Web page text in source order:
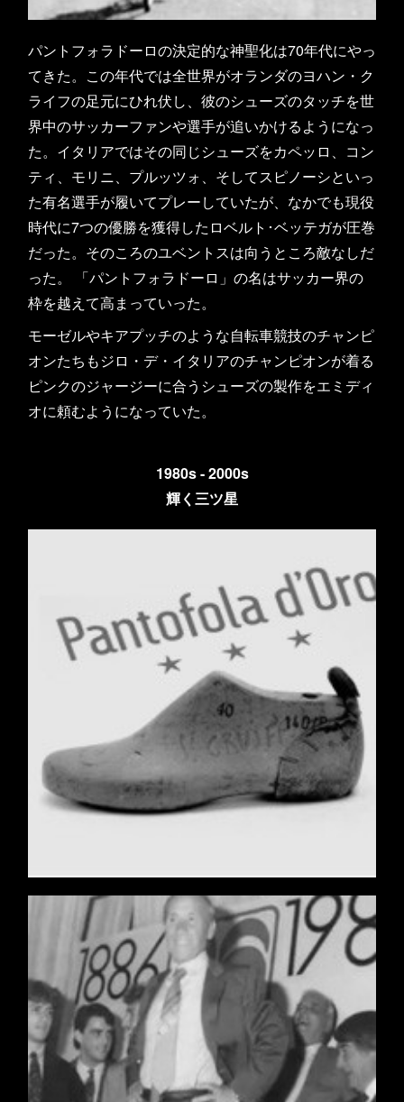
パントフォラドーロの決定的な神聖化は70年代にやっ
てきた。この年代では全世界がオランダのヨハン・ク
ライフの足元にひれ伏し、彼のシューズのタッチを世
界中のサッカーファンや選手が追いかけるようになっ
た。イタリアではその同じシューズをカペッロ、コン
ティ、モリニ、プルッツォ、そしてスピノーシといっ
た有名選手が履いてプレーしていたが、なかでも現役
時代に7つの優勝を獲得したロベルト･ベッテガが圧巻
だった。そのころのユベントスは向うところ敵なしだ
った。 「パントフォラドーロ」の名はサッカー界の
枠を越えて高まっていった。
モーゼルやキアプッチのような自転車競技のチャンピ
オンたちもジロ・デ・イタリアのチャンピオンが着る
ピンクのジャージーに合うシューズの製作をエミディ
オに頼むようになっていた。
1980s - 2000s
輝く三ツ星